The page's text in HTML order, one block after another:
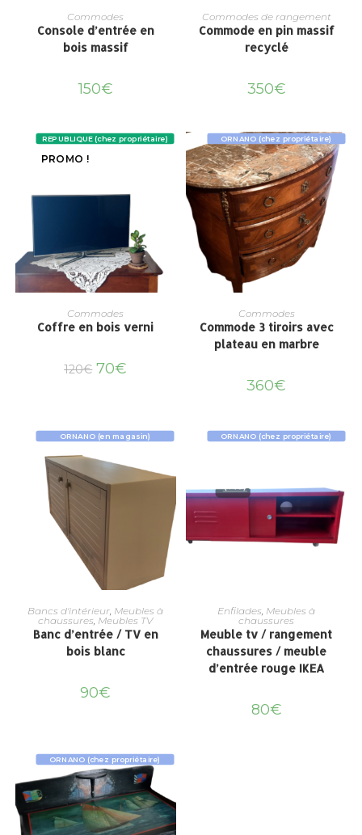
Commodes
Console d’entrée en
bois massif
150€
Commodes de rangement
Commode en pin massif
recyclé
350€
REPUBLIQUE (chez propriétaire)
PROMO !
Commodes
Coffre en bois verni
120€ 70€
ORNANO (chez propriétaire)
Commodes
Commode 3 tiroirs avec
plateau en marbre
360€
ORNANO (en magasin)
Bancs d'intérieur Meubles à
chaussures Meubles TV
Banc d’entrée / TV en
bois blanc
90€
ORNANO (chez propriétaire)
Enfilades Meubles à
chaussures
Meuble tv / rangement
chaussures / meuble
d’entrée rouge IKEA
80€
ORNANO (chez propriétaire)